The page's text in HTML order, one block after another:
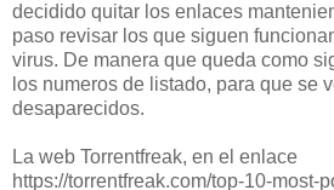
decidido quitar los enlaces
paso revisar los que siguen
virus. De manera que queda como
los numeros de listado, para que se
desaparecidos.
La web Torrentfreak, en el enlace
https://torrentfreak.com/top-10-most-